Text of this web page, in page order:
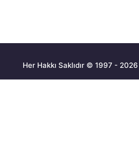
Her Hakkı Saklıdır © 1997 -